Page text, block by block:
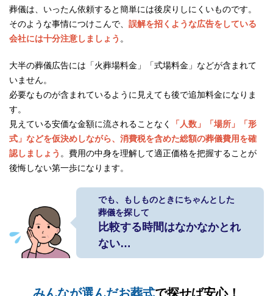
葬儀は、いったん依頼すると簡単には後戻りしにくいものです。
そのような事情につけこんで、 誤解を招くような広告をしている
会社には十分注意しましょう 。
大半の葬儀広告には「火葬場料金」「式場料金」などが含まれて
いません。
必要なものが含まれているように見えても後で追加料金になりま
す。
見えている安価な金額に流されることなく
「人数」「場所」「形
式」などを仮決めしながら、消費税を含めた総額の葬儀費用を確
認しましょう 。費用の中身を理解して適正価格を把握することが
後悔しない第一歩になります。
でも、もしものときにちゃんとした
葬儀を探して
比較する時間はなかなかとれ
ない…
みんなが選んだお葬式で探せば安心！